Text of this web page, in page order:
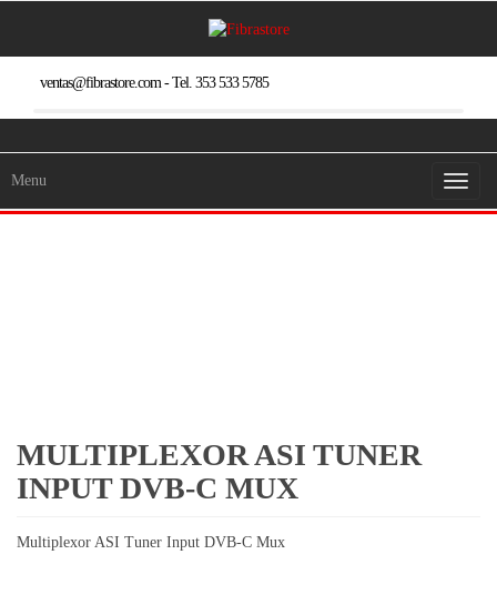
ventas@fibrastore.com - Tel. 353 533 5785
Toggle
Menu
MULTIPLEXOR ASI TUNER
INPUT DVB-C MUX
Multiplexor ASI Tuner Input DVB-C Mux